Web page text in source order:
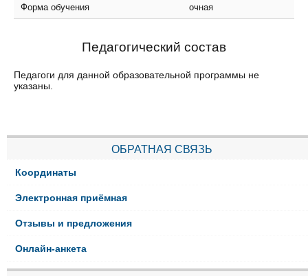
Форма обучения очная
Педагогический состав
Педагоги для данной образовательной программы не
указаны.
ОБРАТНАЯ СВЯЗЬ
Координаты
Электронная приёмная
Отзывы и предложения
Онлайн-анкета